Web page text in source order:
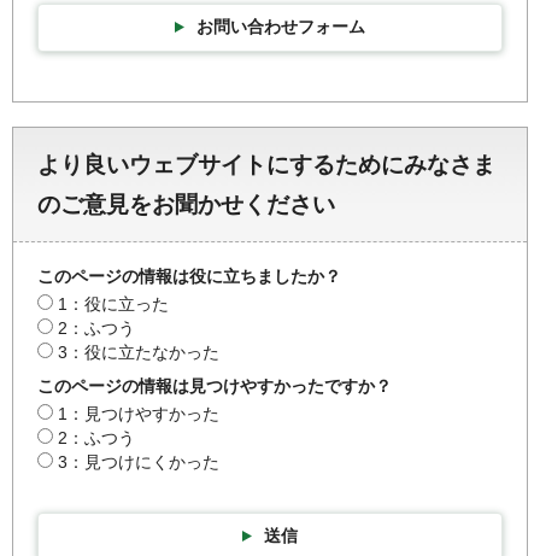
お問い合わせフォーム
より良いウェブサイトにするためにみなさま
のご意見をお聞かせください
このページの情報は役に立ちましたか？
1：役に立った
2：ふつう
3：役に立たなかった
このページの情報は見つけやすかったですか？
1：見つけやすかった
2：ふつう
3：見つけにくかった
送信